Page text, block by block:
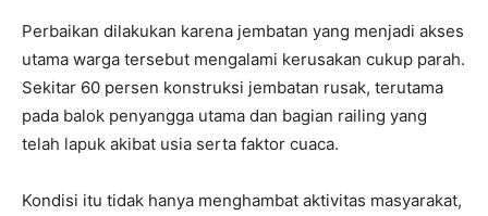
Perbaikan dilakukan karena jembatan yang menjadi akses
utama warga tersebut mengalami kerusakan cukup parah.
Sekitar 60 persen konstruksi jembatan rusak, terutama
pada balok penyangga utama dan bagian railing yang
telah lapuk akibat usia serta faktor cuaca.
Kondisi itu tidak hanya menghambat aktivitas masyarakat,